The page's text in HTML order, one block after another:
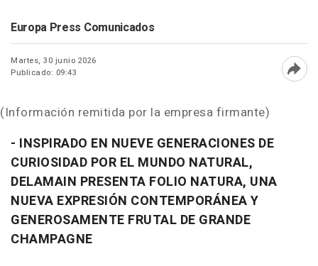
Europa Press Comunicados
Martes, 30 junio 2026
Publicado: 09:43
(Información remitida por la empresa firmante)
- INSPIRADO EN NUEVE GENERACIONES DE
CURIOSIDAD POR EL MUNDO NATURAL,
DELAMAIN PRESENTA FOLIO NATURA, UNA
NUEVA EXPRESIÓN CONTEMPORÁNEA Y
GENEROSAMENTE FRUTAL DE GRANDE
CHAMPAGNE